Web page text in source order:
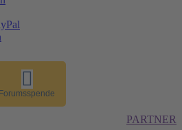
Forumsspende
PARTNER